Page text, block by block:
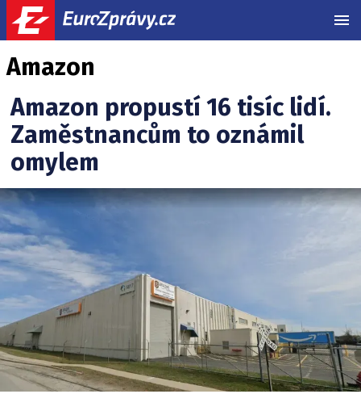
Amazon
Amazon propustí 16 tisíc lidí.
Zaměstnancům to oznámil
omylem